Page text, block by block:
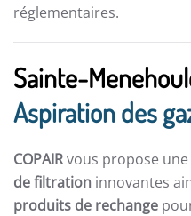
réglementaires.
Sainte-
Aspiration des
COPAIRvous propose une
de filtration innovantes
produits de rechange